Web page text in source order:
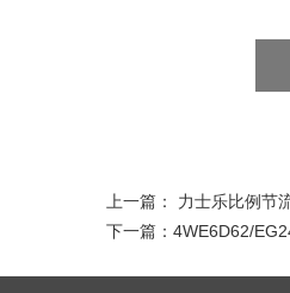
上一篇： 力士乐比例节
下一篇： 4WE6D62/